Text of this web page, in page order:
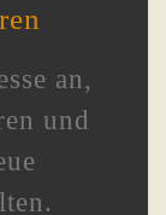
an,
und